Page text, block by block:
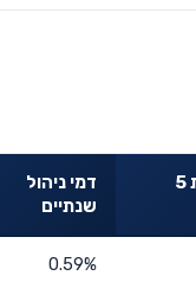
תשואה שנתית 5
דמי ניהול
שנתיים
0.59%